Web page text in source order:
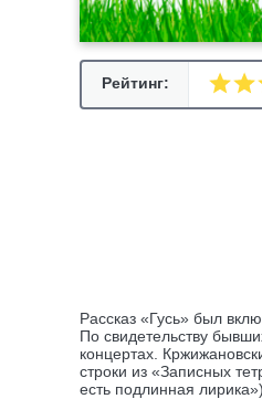
Рейтинг:
Рассказ «Гусь» был
По свидетельству
концертах.
строки из «Записных
есть подлинная лирика»).